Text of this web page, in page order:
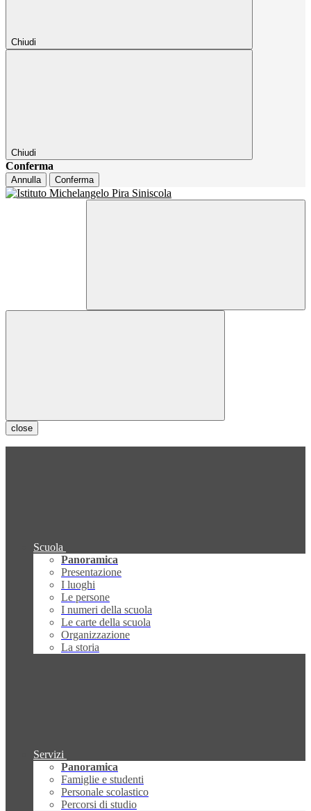
Chiudi
Chiudi
Conferma
Annulla Conferma
close
Scuola
Panoramica
Presentazione
I luoghi
Le persone
I numeri della scuola
Le carte della scuola
Organizzazione
La storia
Servizi
Panoramica
Famiglie e studenti
Personale scolastico
Percorsi di studio